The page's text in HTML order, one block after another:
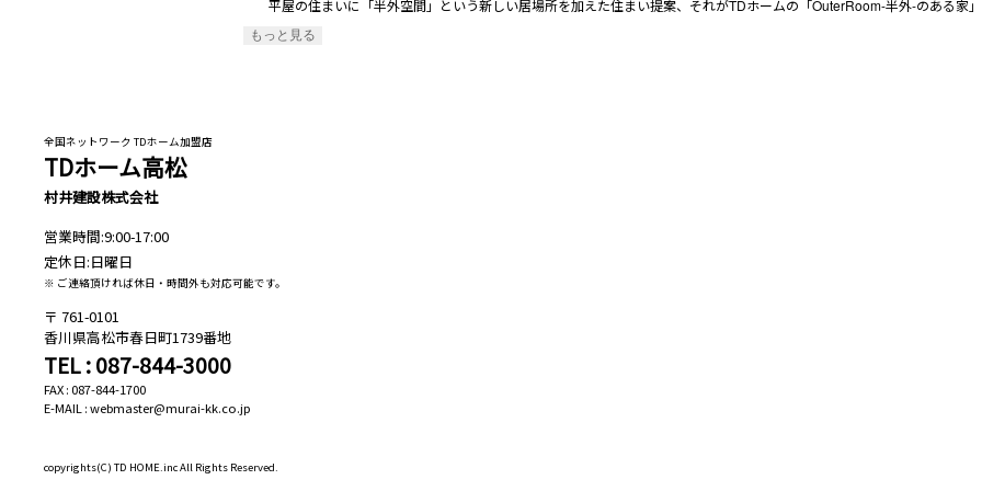
平屋の住まいに「半外空間」という新しい居場所を加えた住まい提案、それがTDホームの「OuterRoom-半外-のある家
もっと見る
全国ネットワーク TDホーム加盟店
TDホーム高松
村井建設株式会社
営業時間:9:00-17:00
定休日:日曜日
※ ご連絡頂ければ休日・時間外も対応可能です。
761-0101
香川県高松市春日町1739番地
TEL : 087-844-3000
FAX : 087-844-1700
E-MAIL : webmaster@murai-kk.co.jp
copyrights(C) TD HOME.inc All Rights Reserved.